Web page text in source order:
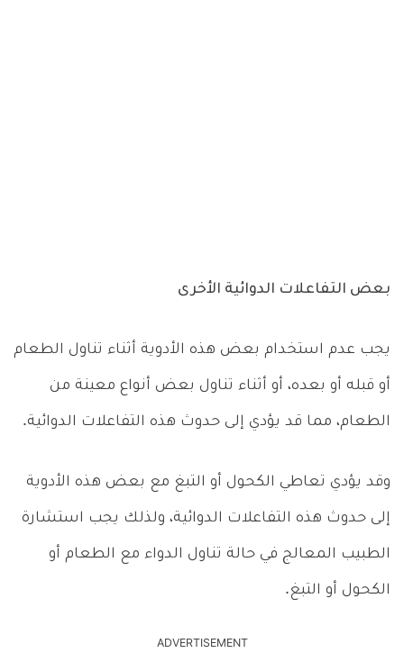
بعض التفاعلات الدوائية الأخرى
يجب عدم استخدام بعض هذه الأدوية أثناء تناول الطعام
أو قبله أو بعده، أو أثناء تناول بعض أنواع معينة من
الطعام، مما قد يؤدي إلى حدوث هذه التفاعلات الدوائية.
وقد يؤدي تعاطي الكحول أو التبغ مع بعض هذه الأدوية
إلى حدوث هذه التفاعلات الدوائية، ولذلك يجب استشارة
الطبيب المعالج في حالة تناول الدواء مع الطعام أو
الكحول أو التبغ.
ADVERTISEMENT